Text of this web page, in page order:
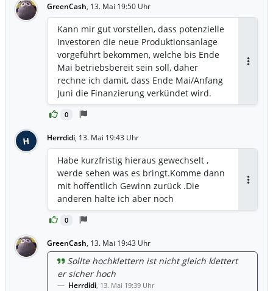
Information (nicht direkt aus dieser
Datei, aber Kontext der aktuellen
Nachrichtenlage vom 13./14.05.2026):**
*In den begleitenden Kommentaren zum
CMD (Webcast) wurde betont, dass die
laufende Prüfung von
Finanzierungsoptionen (Ziel ca. 15 Mio.
USD) entscheidend ist, um diese
Wachstumspläne bis 2027 abzusichern.
unter dem Punkt „Investment
allgemein adressiert.*
GreenCash, 13. Mai 19:50 Uhr
0
Kann mir gut vorstellen, dass potenzielle
Investoren die neue Produktionsanlage
vorgeführt bekommen, welche bis Ende
Mai betriebsbereit sein soll, daher
rechne ich damit, dass Ende Mai/Anfang
Juni die Finanzierung verkündet wird.
H Herrdidi, 13. Mai 19:43 Uhr
0
Habe kurzfristig hieraus gewechselt ,
werde sehen was es bringt.Komme dann
mit hoffentlich Gewinn zurück .Die
anderen halte ich aber noch
GreenCash, 13. Mai 19:43 Uhr
Sollte hochklettern ist nicht gleich klettert
er sicher hoch
Herrdidi, 13. Mai 19:39 Uhr